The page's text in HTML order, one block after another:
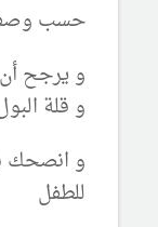
حسب
و يرجح
و قلة
و انصحك
للطفل